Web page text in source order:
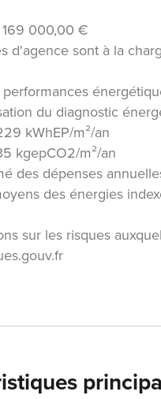
000,00 €
d'agence sont à la
du diagnostic
kWhEP/m²/an
kgepCO2/m²/an
des dépenses
des énergies
sur les risques